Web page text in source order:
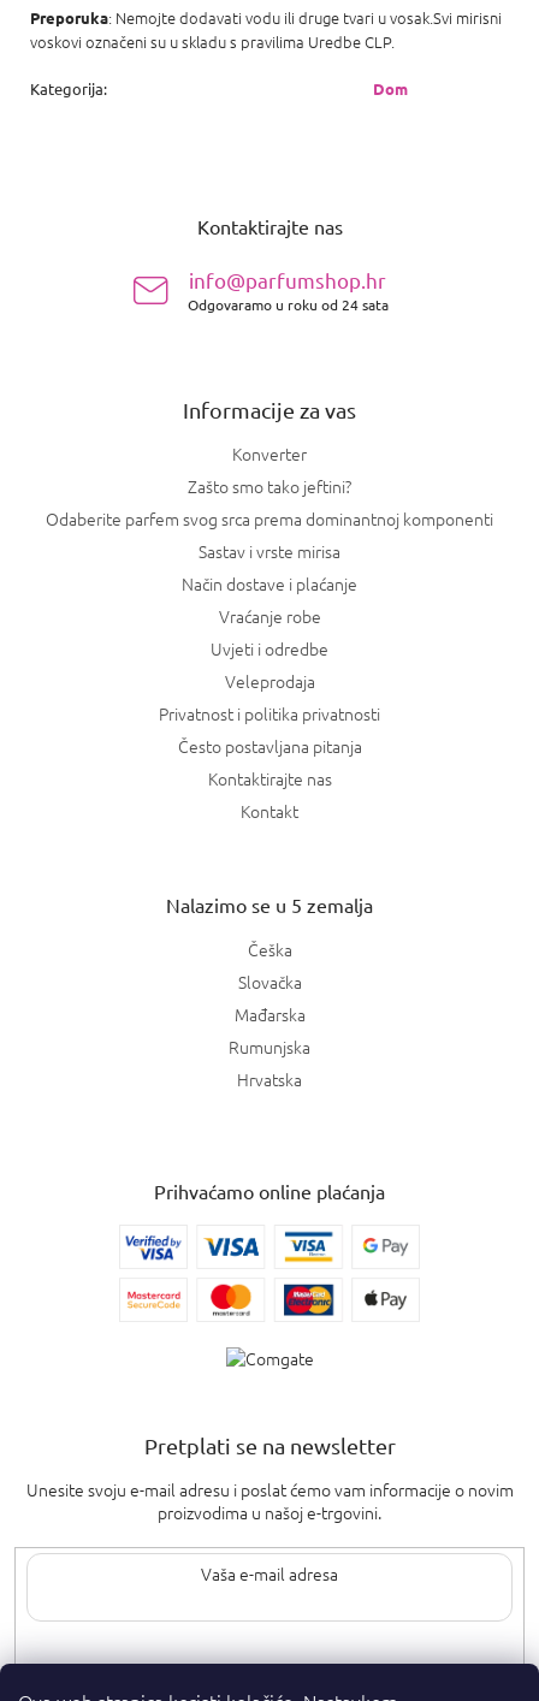
Preporuka: Nemojte dodavati vodu ili druge tvari u vosak.Svi mirisni
voskovi označeni su u skladu s pravilima Uredbe CLP.
Kategorija: Dom
Kontaktirajte nas
info@parfumshop.hr
Odgovaramo u roku od 24 sata
Informacije za vas
Konverter
Zašto smo tako jeftini?
Odaberite parfem svog srca prema dominantnoj komponenti
Sastav i vrste mirisa
Način dostave i plaćanje
Vraćanje robe
Uvjeti i odredbe
Veleprodaja
Privatnost i politika privatnosti
Često postavljana pitanja
Kontaktirajte nas
Kontakt
Nalazimo se u 5 zemalja
Češka
Slovačka
Mađarska
Rumunjska
Hrvatska
Prihvaćamo online plaćanja
Pretplati se na newsletter
Unesite svoju e-mail adresu i poslat ćemo vam informacije o novim
proizvodima u našoj e-trgovini.
Upisom svoje e-pošte pristajete nauvjete privatnosti.